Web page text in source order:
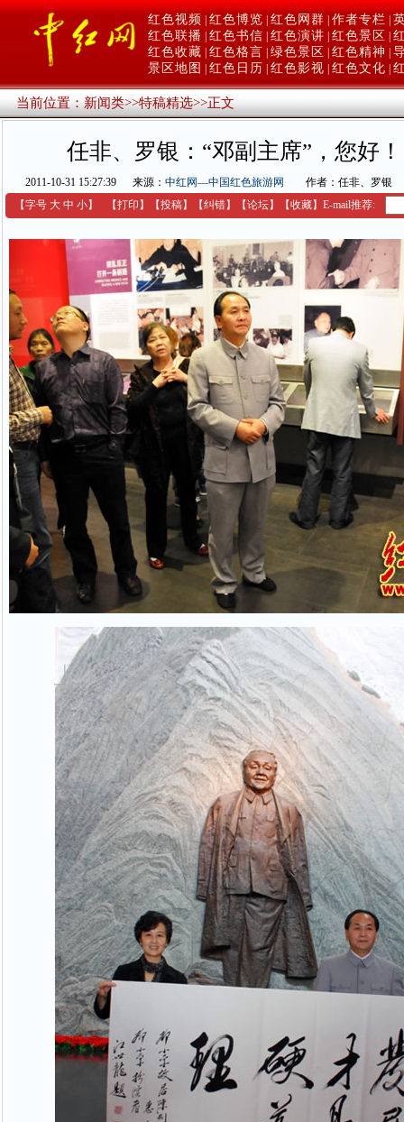
红色视频 红色博览 红色网群 作者专栏
红色联播 红色书信 红色演讲 红色景区
红色收藏 红色格言 绿色景区 红色精神
景区地图
红色日历 红色影视 红色文化
当前位置：新闻类>>特稿精选>>正文
任非、罗银：“邓副主席”，您好
2011-10-31 15:27:39 来源： 中红网—中国红色旅游网
作者：任非、罗银
【字号 大 中 小】 【打印 】 【投稿】 【纠错】 【论坛】 【收藏】 E-mail推荐: